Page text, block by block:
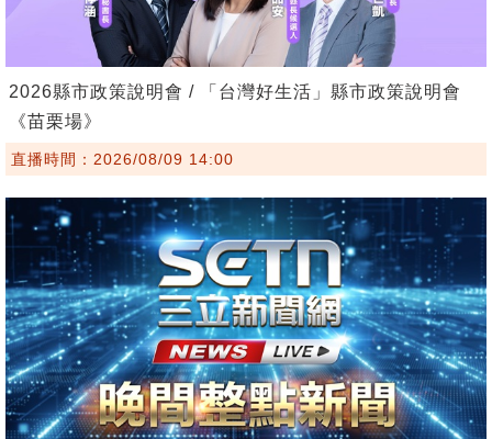
2026縣市政策說明會 / 「台灣好生活」縣市政策說明會
《苗栗場》
直播時間：2026/08/09 14:00